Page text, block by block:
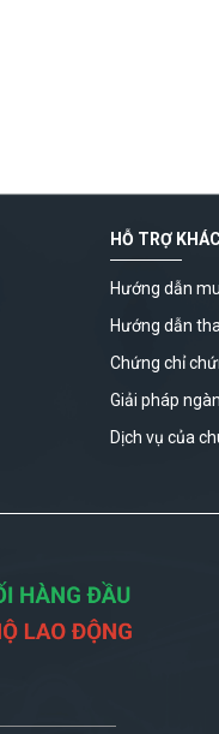
HỖ TRỢ
Hướng dẫn
Hướng dẫn
Chứng chỉ
Giải pháp
Dịch vụ của